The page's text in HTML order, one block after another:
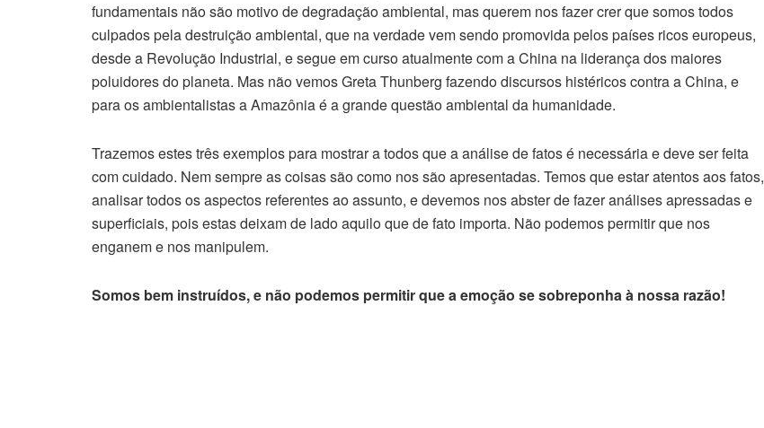
fundamentais não são motivo de degradação ambiental, mas querem nos fazer crer que somos todos
culpados pela destruição ambiental, que na verdade vem sendo promovida pelos países ricos europeus,
desde a Revolução Industrial, e segue em curso atualmente com a China na liderança dos maiores
poluidores do planeta. Mas não vemos Greta Thunberg fazendo discursos histéricos contra a China, e
para os ambientalistas a Amazônia é a grande questão ambiental da humanidade.
Trazemos estes três exemplos para mostrar a todos que a análise de fatos é necessária e deve ser feita
com cuidado. Nem sempre as coisas são como nos são apresentadas. Temos que estar atentos aos fatos,
analisar todos os aspectos referentes ao assunto, e devemos nos abster de fazer análises apressadas e
superficiais, pois estas deixam de lado aquilo que de fato importa. Não podemos permitir que nos
enganem e nos manipulem.
Somos bem instruídos, e não podemos permitir que a emoção se sobreponha à nossa razão!